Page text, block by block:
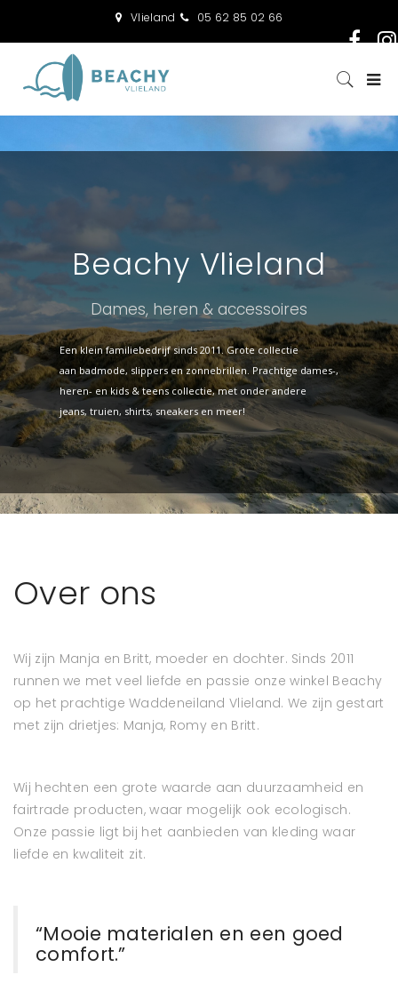
Vlieland 05 62 85 02 66
Beachy Vlieland
Dames, heren & accessoires
Een klein familiebedrijf sinds 2011. Grote collectie
aan badmode, slippers en zonnebrillen. Prachtige dames-,
heren- en kids & teens collectie, met onder andere
jeans, truien, shirts, sneakers en meer!
Over ons
Wij zijn Manja en Britt, moeder en dochter. Sinds 2011
runnen we met veel liefde en passie onze winkel Beachy
op het prachtige Waddeneiland Vlieland. We zijn gestart
met zijn drietjes: Manja, Romy en Britt.
Wij hechten een grote waarde aan duurzaamheid en
fairtrade producten, waar mogelijk ook ecologisch.
Onze passie ligt bij het aanbieden van kleding waar
liefde en kwaliteit zit.
“Mooie materialen en een goed
comfort.”